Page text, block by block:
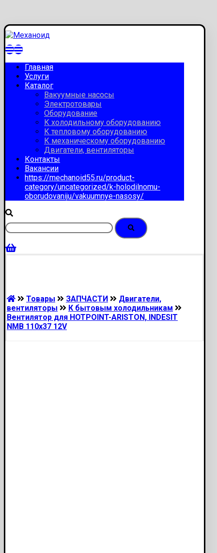
Главная
Услуги
Каталог
Вакуумные насосы
Электротовары
Оборудование
К холодильному оборудованию
К тепловому оборудованию
К механическому оборудованию
Двигатели, вентиляторы
Контакты
Вакансии
https://mechanoid55.ru/product-
category/uncategorized/k-holodilnomu-
oborudovaniju/vakuumnye-nasosy/
Товары ЗАПЧАСТИ
Двигатели,
вентиляторы
К бытовым холодильникам
Вентилятор для HOTPOINT-ARISTON, INDESIT
NMB 110x37 12V